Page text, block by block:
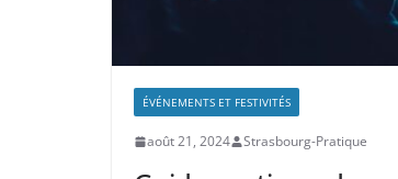
ÉVÉNEMENTS ET FESTIVITÉS
août 21, 2024 Strasbourg-Pratique